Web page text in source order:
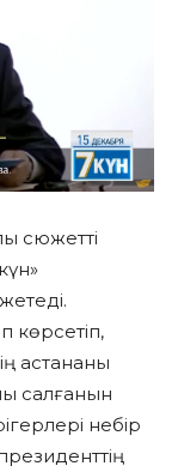
сюжетті
көрсетіп,
астананы
салғанын
небір